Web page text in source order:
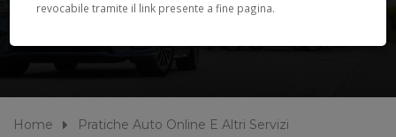
ALTRI SERVIZI
Home Pratiche Auto Online E Altri Servizi
revocabile tramite il link presente a fine pagina.